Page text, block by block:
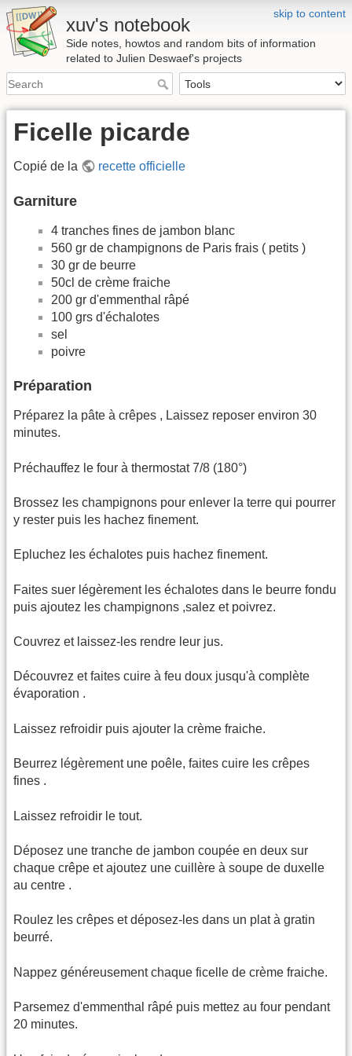
skip to content
xuv's notebook
Side notes, howtos and random bits of information
related to Julien Deswaef's projects
Ficelle picarde
Copié de la recette officielle
Garniture
4 tranches fines de jambon blanc
560 gr de champignons de Paris frais ( petits )
30 gr de beurre
50cl de crème fraiche
200 gr d'emmenthal râpé
100 grs d'échalotes
sel
poivre
Préparation
Préparez la pâte à crêpes , Laissez reposer environ 30
minutes.
Préchauffez le four à thermostat 7/8 (180°)
Brossez les champignons pour enlever la terre qui pourrer
y rester puis les hachez finement.
Epluchez les échalotes puis hachez finement.
Faites suer légèrement les échalotes dans le beurre fondu
puis ajoutez les champignons ,salez et poivrez.
Couvrez et laissez-les rendre leur jus.
Découvrez et faites cuire à feu doux jusqu'à complète
évaporation .
Laissez refroidir puis ajouter la crème fraiche.
Beurrez légèrement une poêle, faites cuire les crêpes
fines .
Laissez refroidir le tout.
Déposez une tranche de jambon coupée en deux sur
chaque crêpe et ajoutez une cuillère à soupe de duxelle
au centre .
Roulez les crêpes et déposez-les dans un plat à gratin
beurré.
Nappez généreusement chaque ficelle de crème fraiche.
Parsemez d'emmenthal râpé puis mettez au four pendant
20 minutes.